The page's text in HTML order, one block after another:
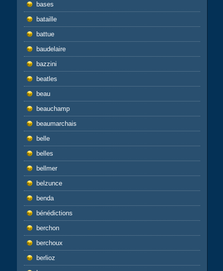
bases
bataille
battue
baudelaire
bazzini
beatles
beau
beauchamp
beaumarchais
belle
belles
bellmer
belzunce
benda
bénédictions
berchon
berchoux
berlioz